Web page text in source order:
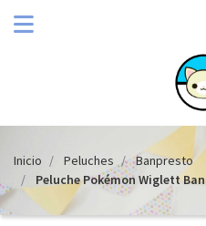
Inicio Peluches
Banpresto
Peluche Pokémon Wiglett